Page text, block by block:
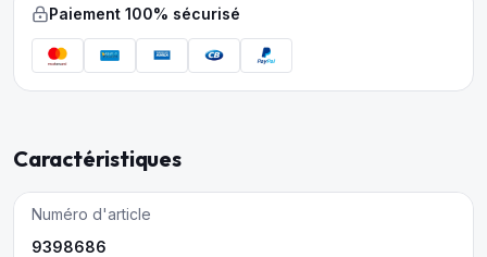
Paiement 100% sécurisé
Caractéristiques
Numéro d'article
9398686